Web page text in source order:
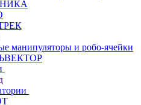
манипуляторы и робо-ячейки